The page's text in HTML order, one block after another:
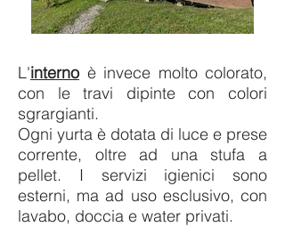
L'interno è invece molto colorato,
con le travi dipinte con colori
sgrargianti.
Ogni yurta è dotata di luce e prese
corrente, oltre ad una stufa a
pellet. I servizi igienici sono
esterni, ma ad uso esclusivo, con
lavabo, doccia e water privati.